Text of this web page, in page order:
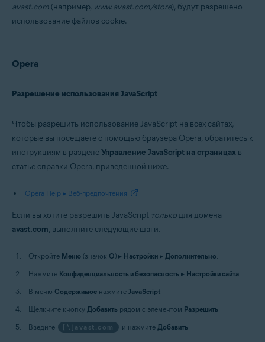
avast.com (например, www.avast.com/store), будут разрешено
использование файлов cookie.
Opera
Разрешение использования JavaScript
Чтобы разрешить использование JavaScript на всех сайтах,
которые вы посещаете с помощью браузера Opera, обратитесь к
инструкциям в разделеУправление JavaScript на страницах в
статье справки Opera, приведенной ниже.
Opera Help ▸ Веб-предпочтения
Если вы хотите разрешить JavaScript толькодля домена
avast.com, выполните следующие шаги.
Откройте Меню (значок O) ▸ Настройки ▸ Дополнительно.
Нажмите Конфиденциальность и безопасность ▸ Настройки сайта.
В меню Содержимое нажмите JavaScript.
Щелкните кнопку Добавить рядом с элементом Разрешить.
Введите
[*.]avast.com и нажмите Добавить.